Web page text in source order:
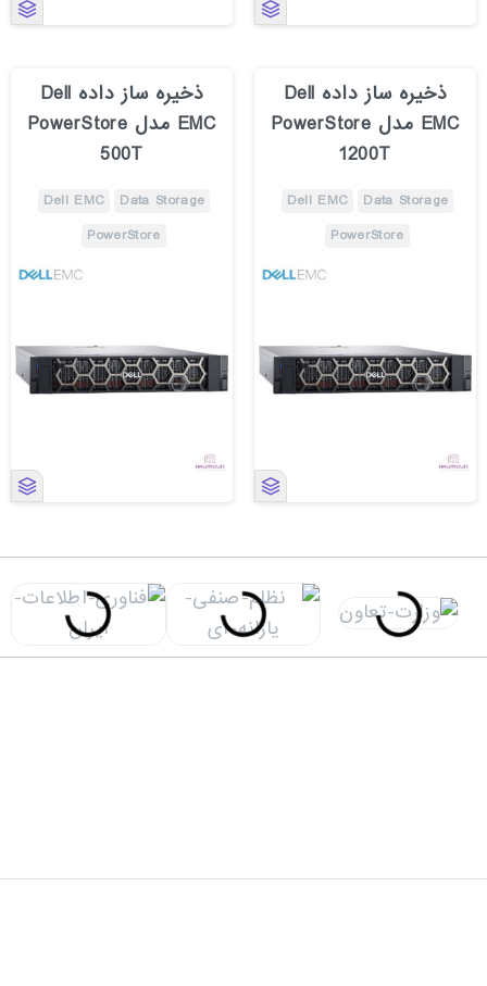
ذخیره ساز داده Dell
EMC مدل PowerStore
1200T
Data Storage
Dell EMC
PowerStore
ذخیره ساز داده Dell
EMC مدل PowerStore
500T
Data Storage
Dell EMC
PowerStore